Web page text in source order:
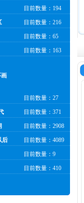
目前数量：194
目前数量：216
目前数量：65
目前数量：163
目前数量：27
目前数量：371
目前数量：2908
后 目前数量：4089
目前数量：9
目前数量：410